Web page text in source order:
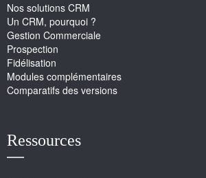
Nos solutions CRM
Un CRM, pourquoi ?
Gestion Commerciale
Prospection
Fidélisation
Modules complémentaires
Comparatifs des versions
Ressources